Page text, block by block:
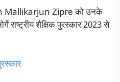
Mallikarjun Zipre को उनके
राष्ट्रीय शैक्षिक पुरस्कार 2023 से